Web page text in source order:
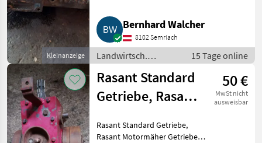
Kleinanzeige
Differential für die Vorderachse.
Landwirtsch. Motorfahrzeuge
Transporter und Mo
Bernhard Walcher
8102 Semriach
Landwirtsch.
Motorfahrzeuge /
Transporter und
Motorkarren
15 Tage online
Rasant Standard
Getriebe, Rasant
Getriebe
50 €
MwSt nicht
ausweisbar
Rasant Standard Getriebe,
Rasant Motormäher Getriebe